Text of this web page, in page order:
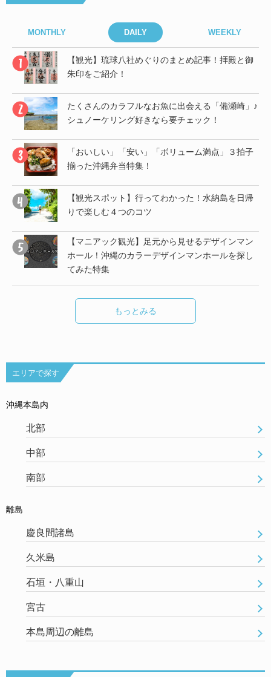
MONTHLY DAILY WEEKLY
【観光】琉球八社めぐりのまとめ記事！拝殿と御
朱印をご紹介！
たくさんのカラフルなお魚に出会える「備瀬崎」♪
シュノーケリング好きなら要チェック！
「おいしい」「安い」「ボリューム満点」３拍子
揃った沖縄弁当特集！
【観光スポット】行ってわかった！水納島を日帰
りで楽しむ４つのコツ
【マニアック観光】足元から見せるデザインマン
ホール！沖縄のカラーデザインマンホールを探し
てみた特集
もっとみる
エリアで探す
沖縄本島内
北部
中部
南部
離島
慶良間諸島
久米島
石垣・八重山
宮古
本島周辺の離島